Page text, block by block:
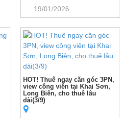
19/01/2026
HOT! Thuê ngay căn góc 3PN,
view công viên tại Khai Sơn,
Long Biên, cho thuê lâu
dài(3/9)